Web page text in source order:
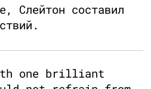
Слейтон составил
one brilliant